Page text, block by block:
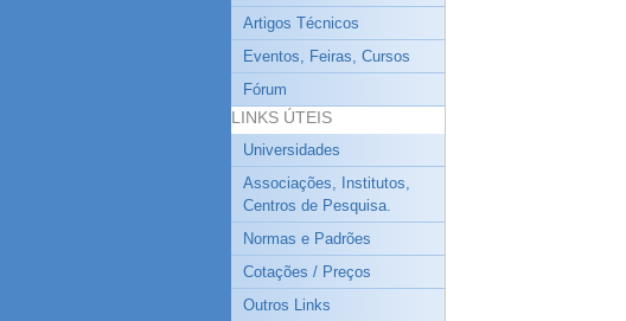
Artigos Técnicos
Eventos, Feiras, Cursos
Fórum
LINKS ÚTEIS
Universidades
Associações, Institutos,
Centros de Pesquisa.
Normas e Padrões
Cotações / Preços
Outros Links